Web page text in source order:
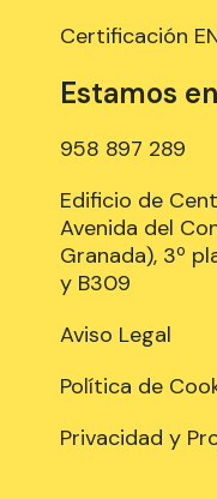
Certificación
Estamos
958 897 289
Edificio de
Avenida del
Granada), 3º
y B309
Aviso Legal
Política de
Privacidad y